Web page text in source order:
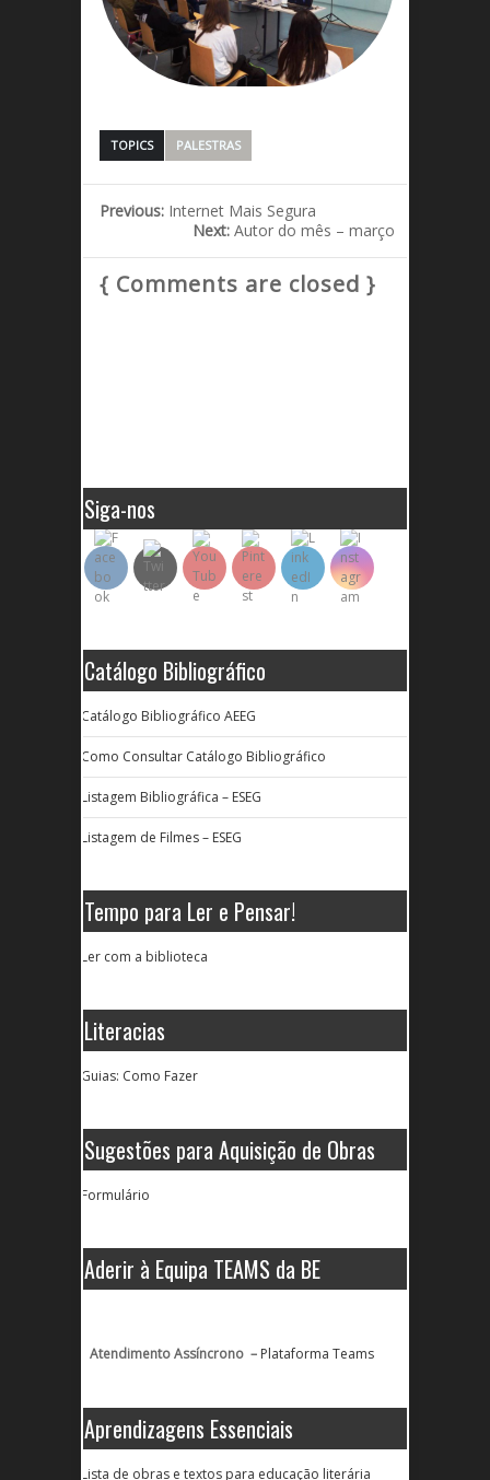
TOPICS PALESTRAS
Previous: Internet Mais Segura
Next: Autor do mês – março
{ Comments are closed }
Siga-nos
Catálogo Bibliográfico
Catálogo Bibliográfico AEEG
Como Consultar Catálogo Bibliográfico
Listagem Bibliográfica – ESEG
Listagem de Filmes – ESEG
Tempo para Ler e Pensar!
Ler com a biblioteca
Literacias
Guias: Como Fazer
Sugestões para Aquisição de Obras
Formulário
Aderir à Equipa TEAMS da BE
Atendimento Assíncrono – Plataforma Teams
Aprendizagens Essenciais
Lista de obras e textos para educação literária